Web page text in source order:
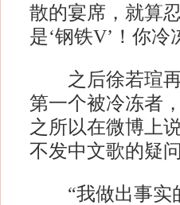
散的宴席，就算
是‘钢铁V’！你
之后徐若瑄再
第一个被冷冻者
之所以在微博上
不发中文歌的疑问
“我做出事实的